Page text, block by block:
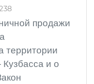
продажи
территории
и о